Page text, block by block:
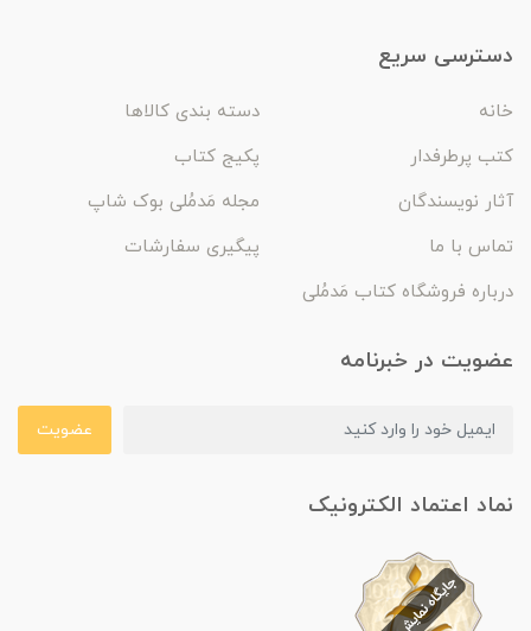
دسترسی سریع
خانه
دسته بندی کالاها
کتب پرطرفدار
پکیج کتاب
آثار نویسندگان
مجله مَدمُلی بوک شاپ
تماس با ما
پیگیری سفارشات
درباره فروشگاه کتاب مَدمُلی
عضویت در خبرنامه
عضویت
نماد اعتماد الکترونیک